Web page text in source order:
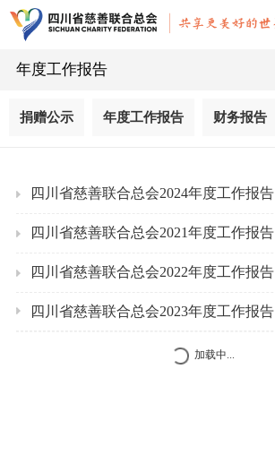
年度工作报告
捐赠公示 年度工作报告 财务报告
四川省慈善联合总会2024年度工作报告
四川省慈善联合总会2021年度工作报告
四川省慈善联合总会2022年度工作报告
四川省慈善联合总会2023年度工作报告
加载中...